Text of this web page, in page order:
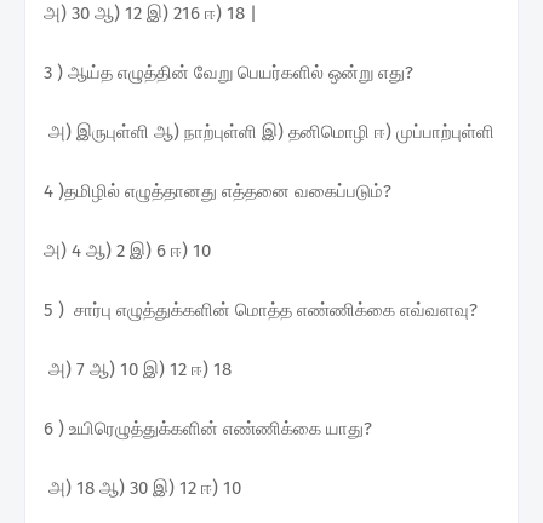
அ) 30 ஆ) 12 இ) 216 ஈ) 18 |
3 ) ஆய்த எழுத்தின் வேறு பெயர்களில் ஒன்று எது?
அ) இருபுள்ளி ஆ) நாற்புள்ளி இ) தனிமொழி ஈ) முப்பாற்புள்ளி
4 )தமிழில் எழுத்தானது எத்தனை வகைப்படும்?
அ) 4 ஆ) 2 இ) 6 ஈ) 10
5 ) சார்பு எழுத்துக்களின் மொத்த எண்ணிக்கை எவ்வளவு?
அ) 7 ஆ) 10 இ) 12 ஈ) 18
6 ) உயிரெழுத்துக்களின் எண்ணிக்கை யாது?
அ) 18 ஆ) 30 இ) 12 ஈ) 10